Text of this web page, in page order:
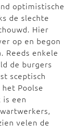
optimistische
de slechte
Hier
op en begon
Reeds enkele
de burgers
sceptisch
Poolse
een
velen de